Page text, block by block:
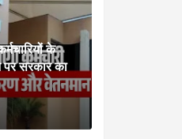
के
पर सरकार का